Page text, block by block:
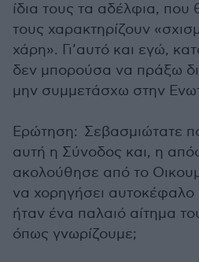
ίδια τους τα αδέλφια, που
τους χαρακτηρίζουν
χάρη». Γι’αυτό και εγώ,
δεν μπορούσα να πράξω
μην συμμετάσχω στην
Ερώτηση: Σεβασμιώτατε
αυτή η Σύνοδος και, η
ακολούθησε από το
να χορηγήσει
ήταν ένα παλαιό αίτημα
όπως γνωρίζουμε;